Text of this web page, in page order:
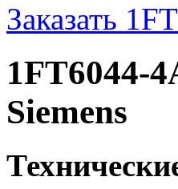
Заказать
1FT6044-
Siemens